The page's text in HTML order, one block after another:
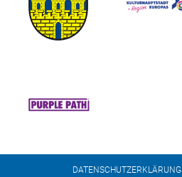
DATENSCHUTZERKLÄRUNG